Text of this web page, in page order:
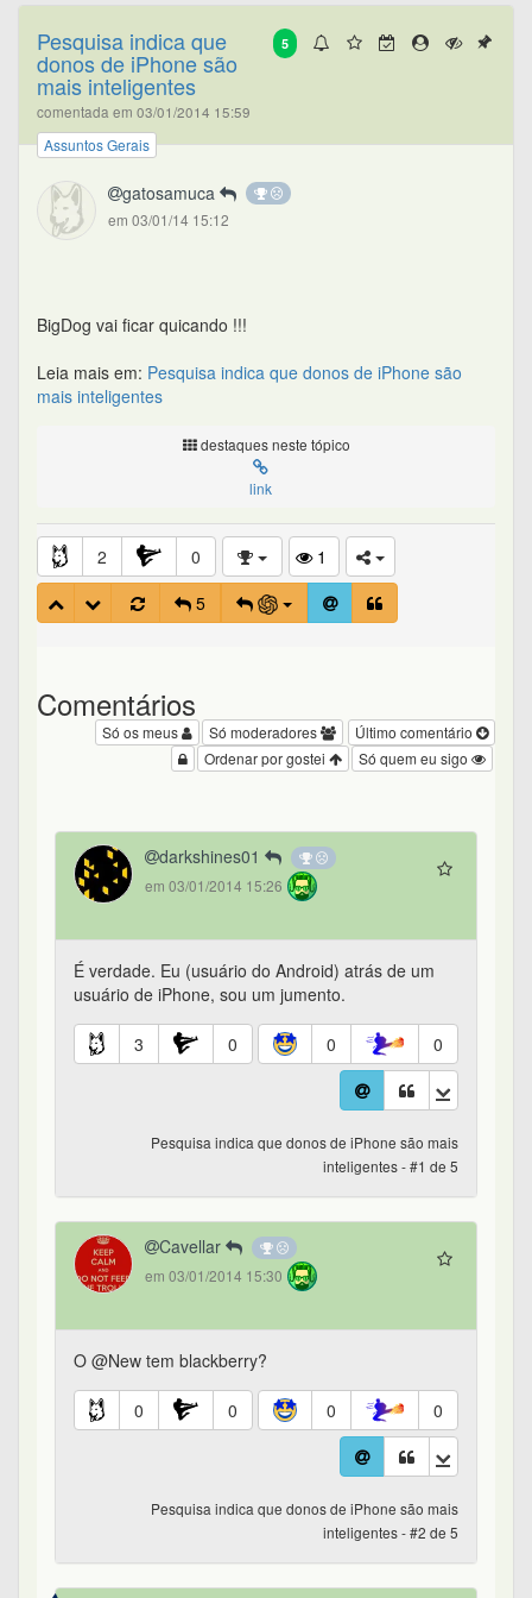
5
Pesquisa indica que
donos de iPhone são
mais inteligentes
comentada em 03/01/2014 15:59
Assuntos Gerais
gatosamuca
em 03/01/14 15:12
BigDog vai ficar quicando !!!
Leia mais em: Pesquisa indica que donos de iPhone são
mais inteligentes
destaques neste tópico
link
2 0
1
5
Comentários
Último comentário
Só moderadores
Só os meus
Só quem eu sigo
Ordenar por gostei
darkshines01
em 03/01/2014 15:26
É verdade. Eu (usuário do Android) atrás de um
usuário de iPhone, sou um jumento.
3 0 0 0
Pesquisa indica que donos de iPhone são mais
inteligentes - #1 de 5
Cavellar
em 03/01/2014 15:30
O @New tem blackberry?
0 0 0 0
Pesquisa indica que donos de iPhone são mais
inteligentes - #2 de 5